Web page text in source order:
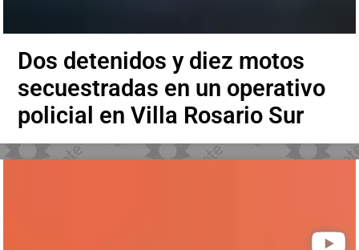
Dos detenidos y diez motos
secuestradas en un operativo
policial en Villa Rosario Sur